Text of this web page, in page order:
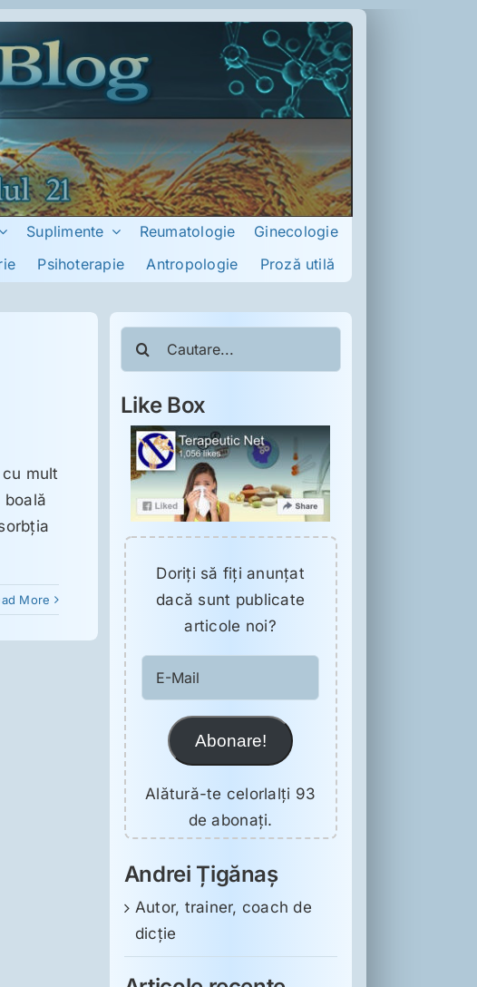
Suplimente Reumatologie
Ginecologie
Psihoterapie Antropologie Proză utilă
mult
More
Like Box
Doriţi să fiţi anunţat
dacă sunt publicate
articole noi?
Mail
Abonare!
Alătură-te celorlalți 93
de abonați.
Andrei Țigănaș
Autor, trainer, coach de
dicție